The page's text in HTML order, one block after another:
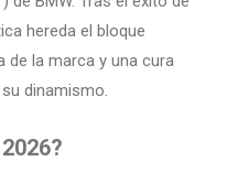
hereda el bloque
la marca y una cura
dinamismo.